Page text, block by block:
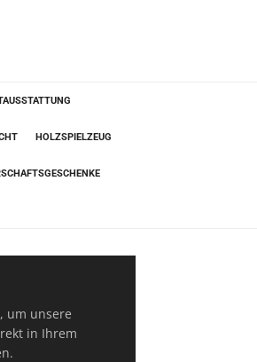
HOLZSPIELZEUG
um unsere
in Ihrem